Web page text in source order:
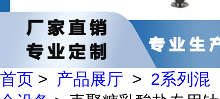
首页 > 产品展厅 > 2系列混